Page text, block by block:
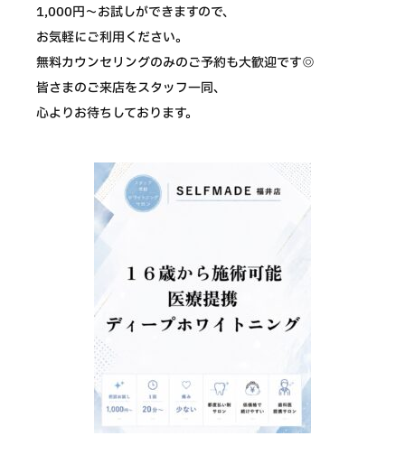
1,000円〜お試しができますので、
お気軽にご利用ください。
無料カウンセリングのみのご予約も大歓迎です◎
皆さまのご来店をスタッフ一同、
心よりお待ちしております。